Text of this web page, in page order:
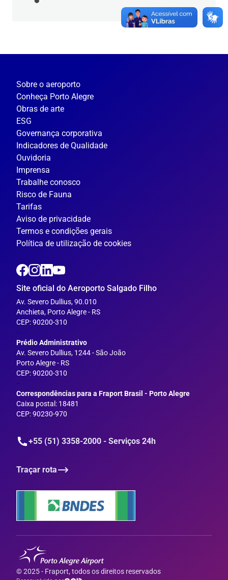
Sobre o aeroporto
Conheça Porto Alegre
Obras de arte
ESG
Governança corporativa
Indicadores de Qualidade
Ouvidoria
Imprensa
Trabalhe conosco
Risco de Fauna
Tarifas
Aviso de privacidade
Termos e condições gerais
Política de utilização de cookies
Site oficial do Aeroporto Salgado Filho
Av. Severo Dullius, 90.010
Anchieta, Porto Alegre - RS
CEP: 90200-310
Prédio Administrativo
Av. Severo Dullius, 1244 - São João
Porto Alegre - RS
CEP: 90200-310
--
Correspondências para a Fraport Brasil - Porto Alegre
Caixa postal: 18481
CEP: 90230-970
+55 (51) 3358-2000 - Serviços 24h
Traçar rota
© 2025 - Fraport, todos os direitos reservados